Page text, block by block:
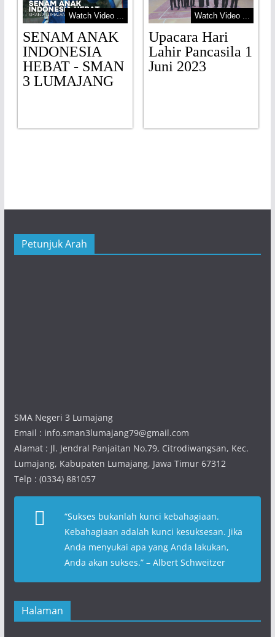
Watch Video ...
SENAM ANAK
INDONESIA
HEBAT - SMAN
3 LUMAJANG
Watch Video ...
Upacara Hari
Lahir Pancasila 1
Juni 2023
Petunjuk Arah
SMA Negeri 3 Lumajang
Email : info.sman3lumajang79@gmail.com
Alamat : Jl. Jendral Panjaitan No.79, Citrodiwangsan, Kec.
Lumajang, Kabupaten Lumajang, Jawa Timur 67312
Telp : (0334) 881057
“Sukses bukanlah kunci kebahagiaan.
Kebahagiaan adalah kunci kesuksesan. Jika
Anda menyukai apa yang Anda lakukan,
Anda akan sukses.” – Albert Schweitzer
Halaman